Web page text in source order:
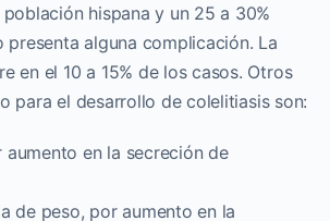
hispana y un 25 a 30%
presenta alguna complicación. La
en el 10 a 15% de los casos. Otros
para el desarrollo de colelitiasis son:
aumento en la secreción de
de peso, por aumento en la